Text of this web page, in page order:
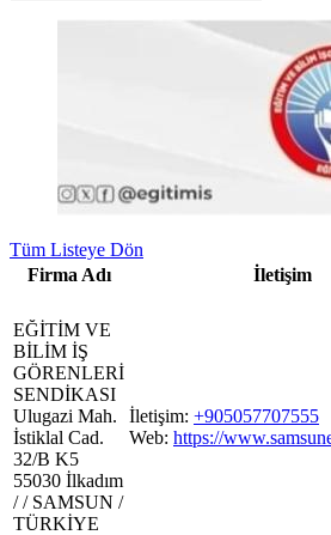
Tüm Listeye Dön
Firma Adı
İletişim
EĞİTİM VE
BİLİM İŞ
GÖRENLERİ
SENDİKASI
Ulugazi Mah.
İstiklal Cad.
32/B K5
55030 İlkadım
/ / SAMSUN /
TÜRKİYE
İletişim: +905057707555
Web: https://